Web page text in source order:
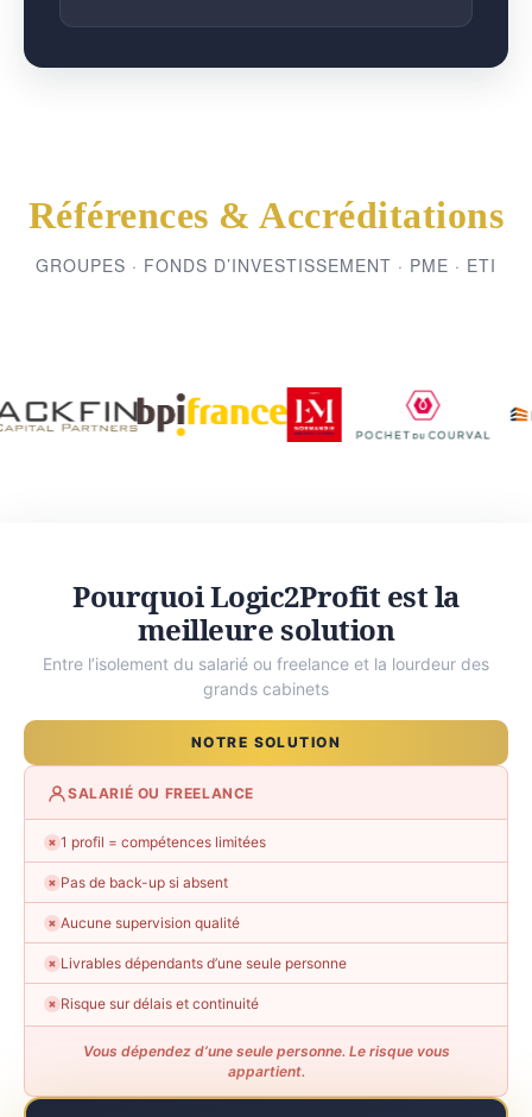
Références & Accréditations
GROUPES · FONDS D’INVESTISSEMENT · PME · ETI
Pourquoi Logic2Profit est la
meilleure solution
Entre l’isolement du salarié ou freelance et la lourdeur des
grands cabinets
NOTRE SOLUTION
SALARIÉ OU FREELANCE
✗ 1 profil = compétences limitées
✗ Pas de back-up si absent
✗ Aucune supervision qualité
✗ Livrables dépendants d’une seule personne
✗ Risque sur délais et continuité
Vous dépendez d’une seule personne. Le risque vous
appartient.